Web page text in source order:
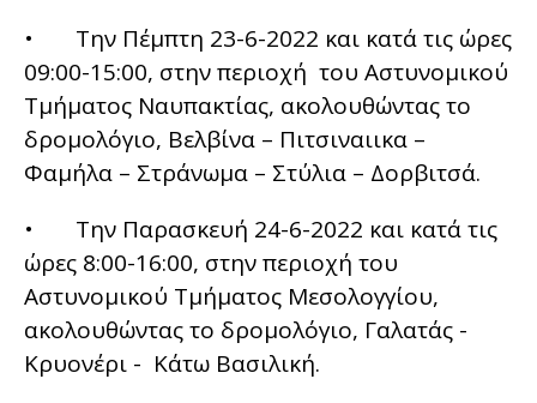
• Την Πέμπτη 23-6-2022 και κατά τις ώρες
09:00-15:00, στην περιοχή του Αστυνομικού
Τμήματος Ναυπακτίας, ακολουθώντας το
δρομολόγιο, Βελβίνα – Πιτσιναιικα –
Φαμήλα – Στράνωμα – Στύλια – Δορβιτσά.
• Την Παρασκευή 24-6-2022 και κατά τις
ώρες 8:00-16:00, στην περιοχή του
Αστυνομικού Τμήματος Μεσολογγίου,
ακολουθώντας το δρομολόγιο, Γαλατάς -
Κρυονέρι - Κάτω Βασιλική.